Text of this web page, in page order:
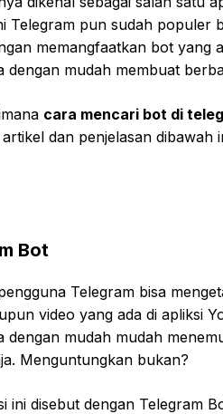
Telegram pun sudah populer
memangfaatkan bot yang
dengan mudah membuat
cara mencari bot di
dan penjelasan dibawah
Bot
Telegram bisa
video yang ada di apliksi
dengan mudah mudah
Menguntungkan bukan?
ini disebut dengan Telegram